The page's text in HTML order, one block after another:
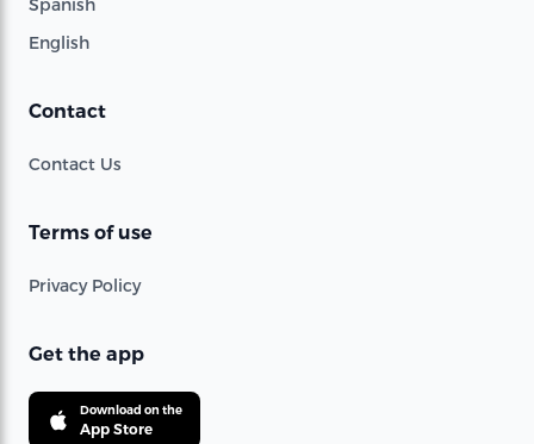
Spanish
English
Contact
Contact Us
Terms of use
Privacy Policy
Get the app
Download on the
App Store